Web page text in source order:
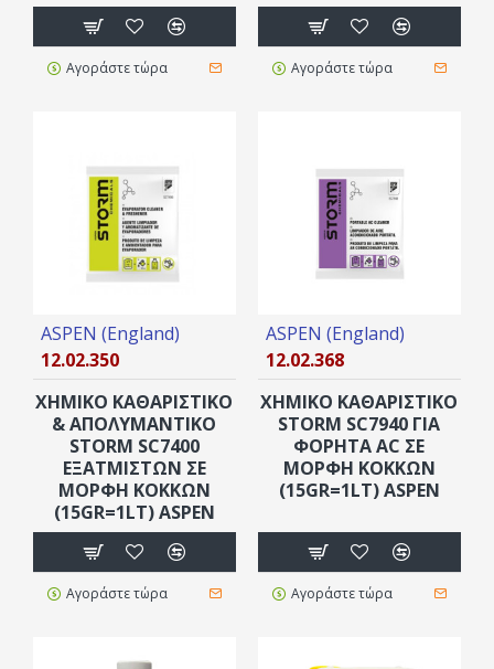
Αγοράστε τώρα Αγοράστε τώρα
ASPEN (England)
12.02.350
ΧΗΜΙΚΟ ΚΑΘΑΡΙΣΤΙΚΟ
& ΑΠΟΛΥΜΑΝΤΙΚΟ
STORM SC7400
ΕΞΑΤΜΙΣΤΏΝ ΣΕ
ΜΟΡΦΉ ΚΌΚΚΩΝ
(15GR=1LT) ASPEN
Αγοράστε τώρα
ASPEN (England)
12.02.368
ΧΗΜΙΚΌ ΚΑΘΑΡΙΣΤΙΚΌ
STORM SC7940 ΓΙΑ
ΦΟΡΗΤΑ AC ΣΕ
ΜΟΡΦΉ ΚΌΚΚΩΝ
(15GR=1LT) ASPEN
Αγοράστε τώρα